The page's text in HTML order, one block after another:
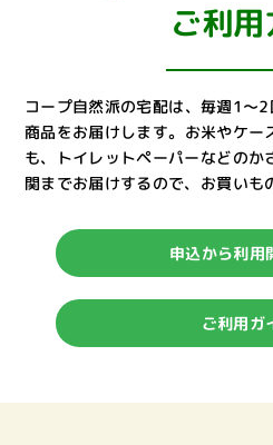
ご利
コープ自然派の宅配は、毎週1～
商品をお届けします。 お米やケー
も、トイレットペーパーなどのか
関までお届けするので、お買いも
申込から利用
ご利用ガ